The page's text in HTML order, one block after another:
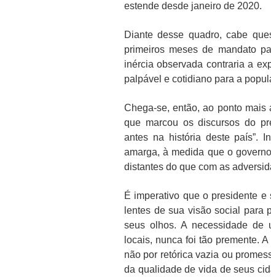
estende desde janeiro de 2020.
Diante desse quadro, cabe
primeiros meses de mandato
inércia observada contraria a
palpável e cotidiano para a
Chega-se, então, ao ponto mais
que marcou os discursos do
antes na história deste país”.
amarga, à medida que o
distantes do que com as
É imperativo que o presidente
lentes de sua visão social para
seus olhos. A necessidade de
locais, nunca foi tão premente.
não por retórica vazia ou
da qualidade de vida de seus